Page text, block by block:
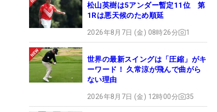
松山英樹は5アンダー暫定11位 第
1Rは悪天候のため順延
2026年8月7日 (金) 08時26分 1
世界の最新スイングは「圧縮」がキ
ーワード！ 久常涼が飛んで曲がら
ない理由
2026年8月7日 (金) 12時00分 35